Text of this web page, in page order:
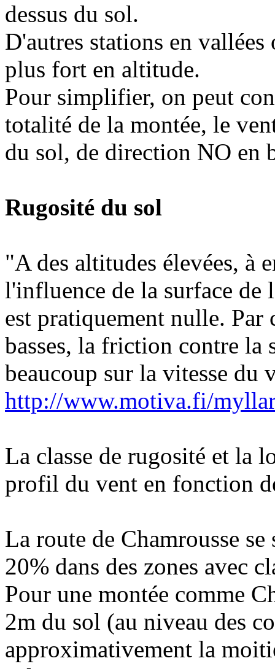
dessus du sol.
D'autres stations en
plus fort en altitude.
Pour simplifier, on peut
totalité de la montée, le
du sol, de direction NO en
Rugosité du sol
"A des altitudes élevées, à
l'influence de la surface de
est pratiquement nulle. Par
basses, la friction contre la
beaucoup sur la vitesse du
http://www.motiva.fi/
La classe de rugosité et la
profil du vent en fonction
La route de Chamrousse
20% dans des zones avec
Pour une montée comme
2m du sol (au niveau des
approximativement la